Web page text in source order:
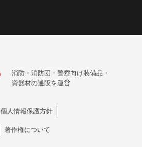
消防・消防団・警察向け装備品・
資器材の通販を運営
個人情報保護方針
著作権について